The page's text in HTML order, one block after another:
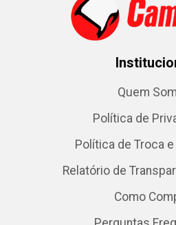
Quem
Política de
Política de Troca
Relatório de
Como